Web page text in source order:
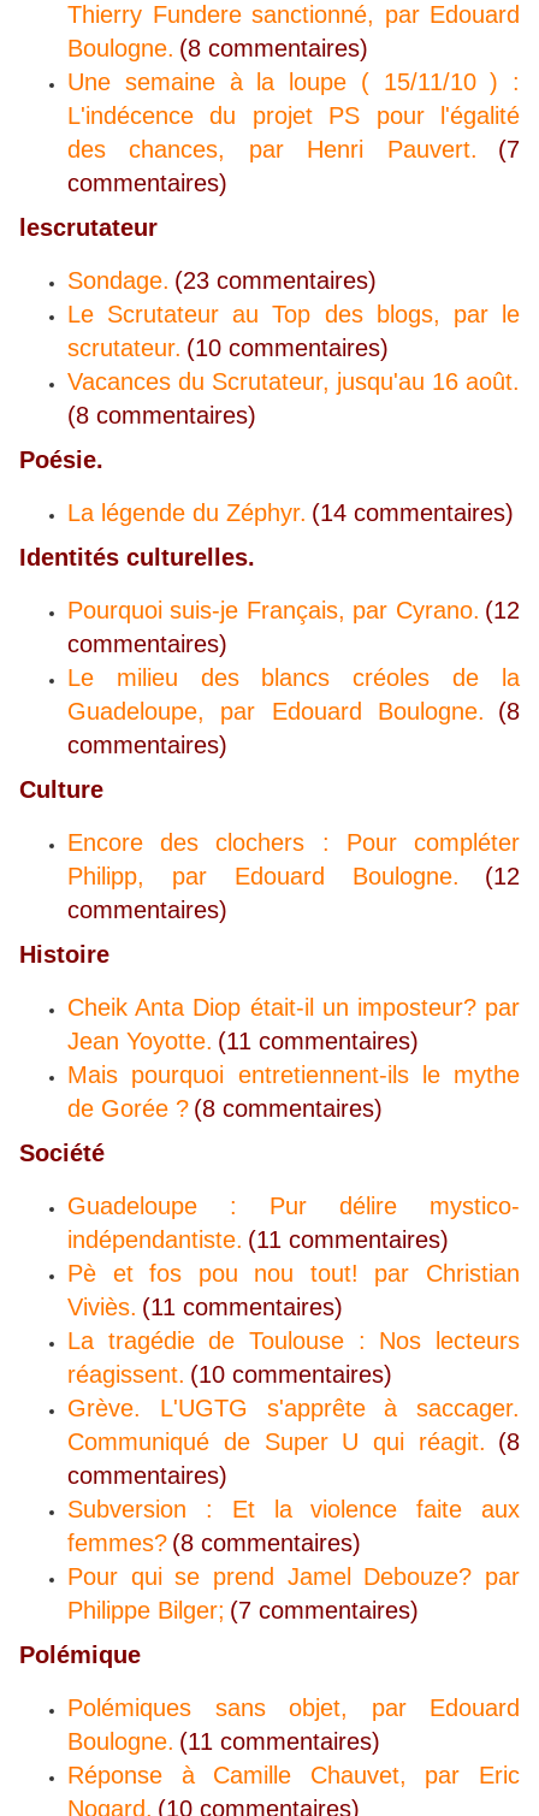
Thierry Fundere sanctionné, par Edouard
Boulogne. (8 commentaires)
Une semaine à la loupe ( 15/11/10 ) :
L'indécence du projet PS pour l'égalité
des chances, par Henri Pauvert.
(7
commentaires)
lescrutateur
Sondage. (23 commentaires)
Le Scrutateur au Top des blogs, par le
scrutateur. (10 commentaires)
Vacances du Scrutateur, jusqu'au 16 août.
(8 commentaires)
Poésie.
La légende du Zéphyr. (14 commentaires)
Identités culturelles.
Pourquoi suis-je Français, par Cyrano. (12
commentaires)
Le milieu des blancs créoles de la
Guadeloupe, par Edouard Boulogne.
(8
commentaires)
Culture
Encore des clochers : Pour compléter
Philipp, par Edouard Boulogne.
(12
commentaires)
Histoire
Cheik Anta Diop était-il un imposteur? par
Jean Yoyotte. (11 commentaires)
Mais pourquoi entretiennent-ils le mythe
de Gorée ? (8 commentaires)
Société
Guadeloupe : Pur délire mystico-
indépendantiste. (11 commentaires)
Pè et fos pou nou tout! par Christian
Viviès. (11 commentaires)
La tragédie de Toulouse : Nos lecteurs
réagissent. (10 commentaires)
Grève. L'UGTG s'apprête à saccager.
Communiqué de Super U qui réagit. (8
commentaires)
Subversion : Et la violence faite aux
femmes? (8 commentaires)
Pour qui se prend Jamel Debouze? par
Philippe Bilger; (7 commentaires)
Polémique
Polémiques sans objet, par Edouard
Boulogne. (11 commentaires)
Réponse à Camille Chauvet, par Eric
Nogard. (10 commentaires)